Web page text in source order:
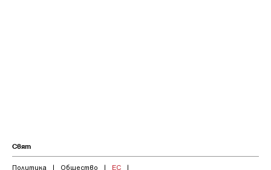
Свят
Политика | Общество | ЕС |